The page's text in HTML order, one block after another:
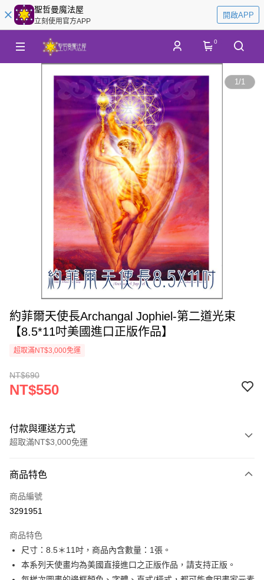
聖哲曼魔法屋
立刻使用官方APP
開啟APP
0
1/1
約菲爾天使長Archangal Jophiel-第二道光束
【8.5*11吋美國進口正版作品】
超取滿NT$3,000免運
NT$690
NT$550
付款與運送方式
超取滿NT$3,000免運
信用卡一次付款
超商取貨付款
Apple Pay
街口支付
商品特色
商品編號
3291951
商品特色
尺寸：8.5＊11吋，商品內含數量：1張。
本系列天使畫均為美國直接進口之正版作品，請支持正版。